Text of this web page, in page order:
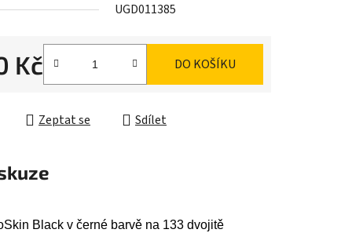
UGD011385
Kč DO KOŠÍKU
Zeptat se Sdílet
Black v černé barvě na 133 dvojitě